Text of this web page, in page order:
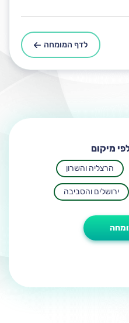
לדף המומחה
מיקום
הרצליה והשרון
ירושלים והסביבה